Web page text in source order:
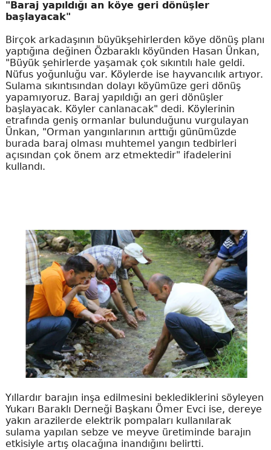
"Baraj yapıldığı an köye geri dönüşler
başlayacak"
Birçok arkadaşının büyükşehirlerden köye dönüş planı
yaptığına değinen Özbaraklı köyünden Hasan Ünkan,
"Büyük şehirlerde yaşamak çok sıkıntılı hale geldi.
Nüfus yoğunluğu var. Köylerde ise hayvancılık artıyor.
Sulama sıkıntısından dolayı köyümüze geri dönüş
yapamıyoruz. Baraj yapıldığı an geri dönüşler
başlayacak. Köyler canlanacak" dedi. Köylerinin
etrafında geniş ormanlar bulunduğunu vurgulayan
Ünkan, "Orman yangınlarının arttığı günümüzde
burada baraj olması muhtemel yangın tedbirleri
açısından çok önem arz etmektedir" ifadelerini
kullandı.
Yıllardır barajın inşa edilmesini beklediklerini söyleyen
Yukarı Baraklı Derneği Başkanı Ömer Evci ise, dereye
yakın arazilerde elektrik pompaları kullanılarak
sulama yapılan sebze ve meyve üretiminde barajın
etkisiyle artış olacağına inandığını belirtti.